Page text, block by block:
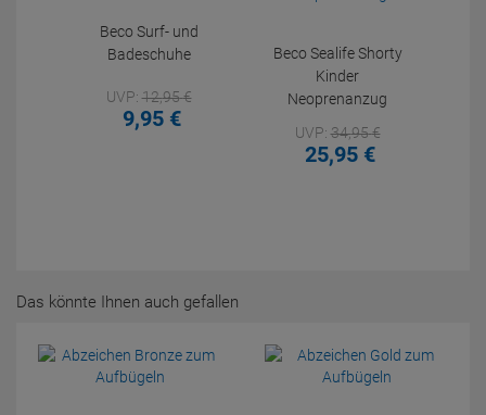
Beco Surf- und
Badeschuhe
UVP:12,95€
9,95 €
Beco Sealife Shorty
Kinder
Neoprenanzug
UVP:34,95€
25,95 €
Das könnte Ihnen auch gefallen